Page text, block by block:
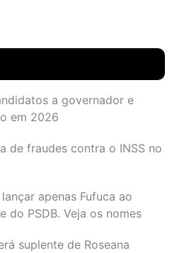
a governador e
em 2026
de fraudes contra o INSS no
apenas Fufuca ao
do PSDB. Veja os nomes
suplente de Roseana